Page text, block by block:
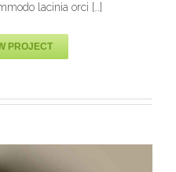
lacinia orci […]
PROJECT